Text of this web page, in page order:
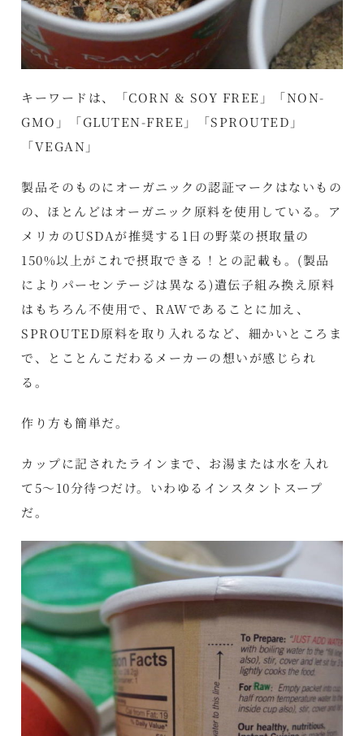
キーワードは、「CORN & SOY FREE」「NON-
GMO」「GLUTEN-FREE」「SPROUTED」
「VEGAN」
製品そのものにオーガニックの認証マークはないもの
の、ほとんどはオーガニック原料を使用している。ア
メリカのUSDAが推奨する1日の野菜の摂取量の
150%以上がこれで摂取できる！との記載も。(製品
によりパーセンテージは異なる)遺伝子組み換え原料
はもちろん不使用で、RAWであることに加え、
SPROUTED原料を取り入れるなど、細かいところま
で、とことんこだわるメーカーの想いが感じられ
る。
作り方も簡単だ。
カップに記されたラインまで、お湯または水を入れ
て5～10分待つだけ。いわゆるインスタントスープ
だ。